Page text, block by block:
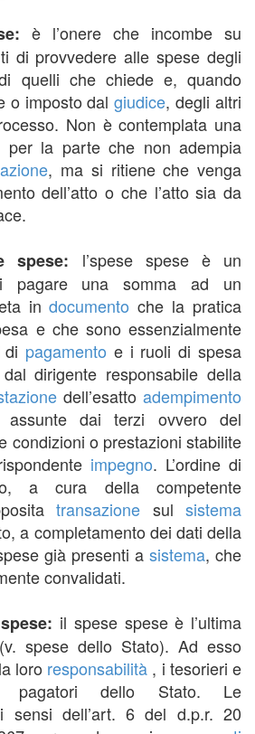
è l’onere che incombe su
di provvedere alle spese degli
quelli che chiede e, quando
o imposto dalgiudice, degli altri
Non è contemplata una
per la parte che non adempia
, ma si ritiene che venga
dell’atto o che l’atto sia da
spese: l’spese spese è un
pagare una somma ad un
indocumento che la pratica
e che sono essenzialmente
pagamento e i ruoli di spesa
dirigente responsabile della
dell’esatto adempimento
assunte dai terzi ovvero del
condizioni o prestazioni stabilite
impegno. L’ordine di
a cura della competente
transazione sulsistema
a completamento dei dati della
già presenti a sistema, che
convalidati.
il spese spese è l’ultima
spese dello Stato). Ad esso
loro responsabilità , i tesorieri e
dello Stato. Le
sensi dell’art. 6 del d.p.r. 20